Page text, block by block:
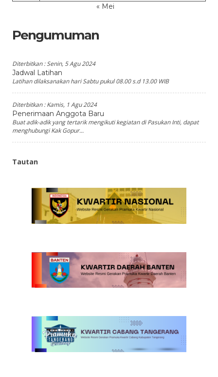
« Mei
Pengumuman
Diterbitkan :Senin, 5 Agu 2024
Jadwal Latihan
Latihan dilaksanakan hari Sabtu pukul 08.00 s.d 13.00 WIB
Diterbitkan :Kamis, 1 Agu 2024
Penerimaan Anggota Baru
Buat adik-adik yang tertarik mengikuti kegiatan di Pasukan Inti, dapat
menghubungi Kak Gopur...
Tautan